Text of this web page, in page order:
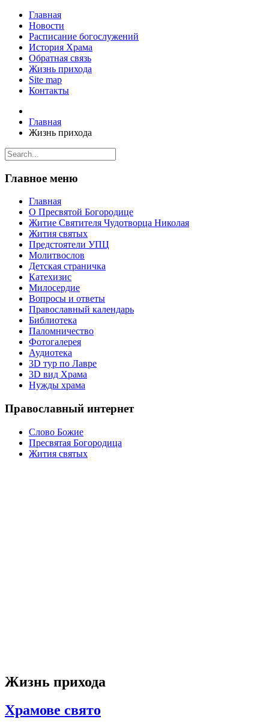
Главная
Новости
Расписание богослужений
История Храма
Обратная связь
Жизнь прихода
Site map
Контакты
Главная
Жизнь прихода
Главное меню
Главная
О Пресвятой Богородице
Житие Святителя Чудотворца Николая
Жития святых
Предстоятели УПЦ
Молитвослов
Детская страничка
Катехизис
Милосердие
Вопросы и ответы
Православный календарь
Библиотека
Паломничество
Фотогалерея
Аудиотека
3D тур по Лавре
3D вид Храма
Нужды храма
Православный интернет
Слово Божие
Пресвятая Богородица
Жития святых
Жизнь прихода
Храмове свято